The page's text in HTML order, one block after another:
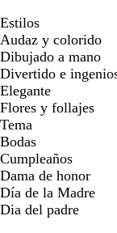
Estilos
Audaz y colorido
Dibujado a mano
Divertido e
Elegante
Flores y follajes
Tema
Bodas
Cumpleaños
Dama de honor
Día de la Madre
Dia del padre